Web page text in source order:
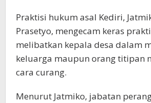
Praktisi hukum asal Kediri,
Prasetyo, mengecam keras
melibatkan kepala desa dalam
keluarga maupun orang titipan
cara curang.
Menurut Jatmiko, jabatan